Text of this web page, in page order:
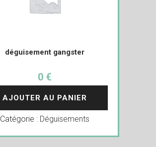
déguisement gangster
0 €
AJOUTER AU PANIER
Catégorie : Déguisements